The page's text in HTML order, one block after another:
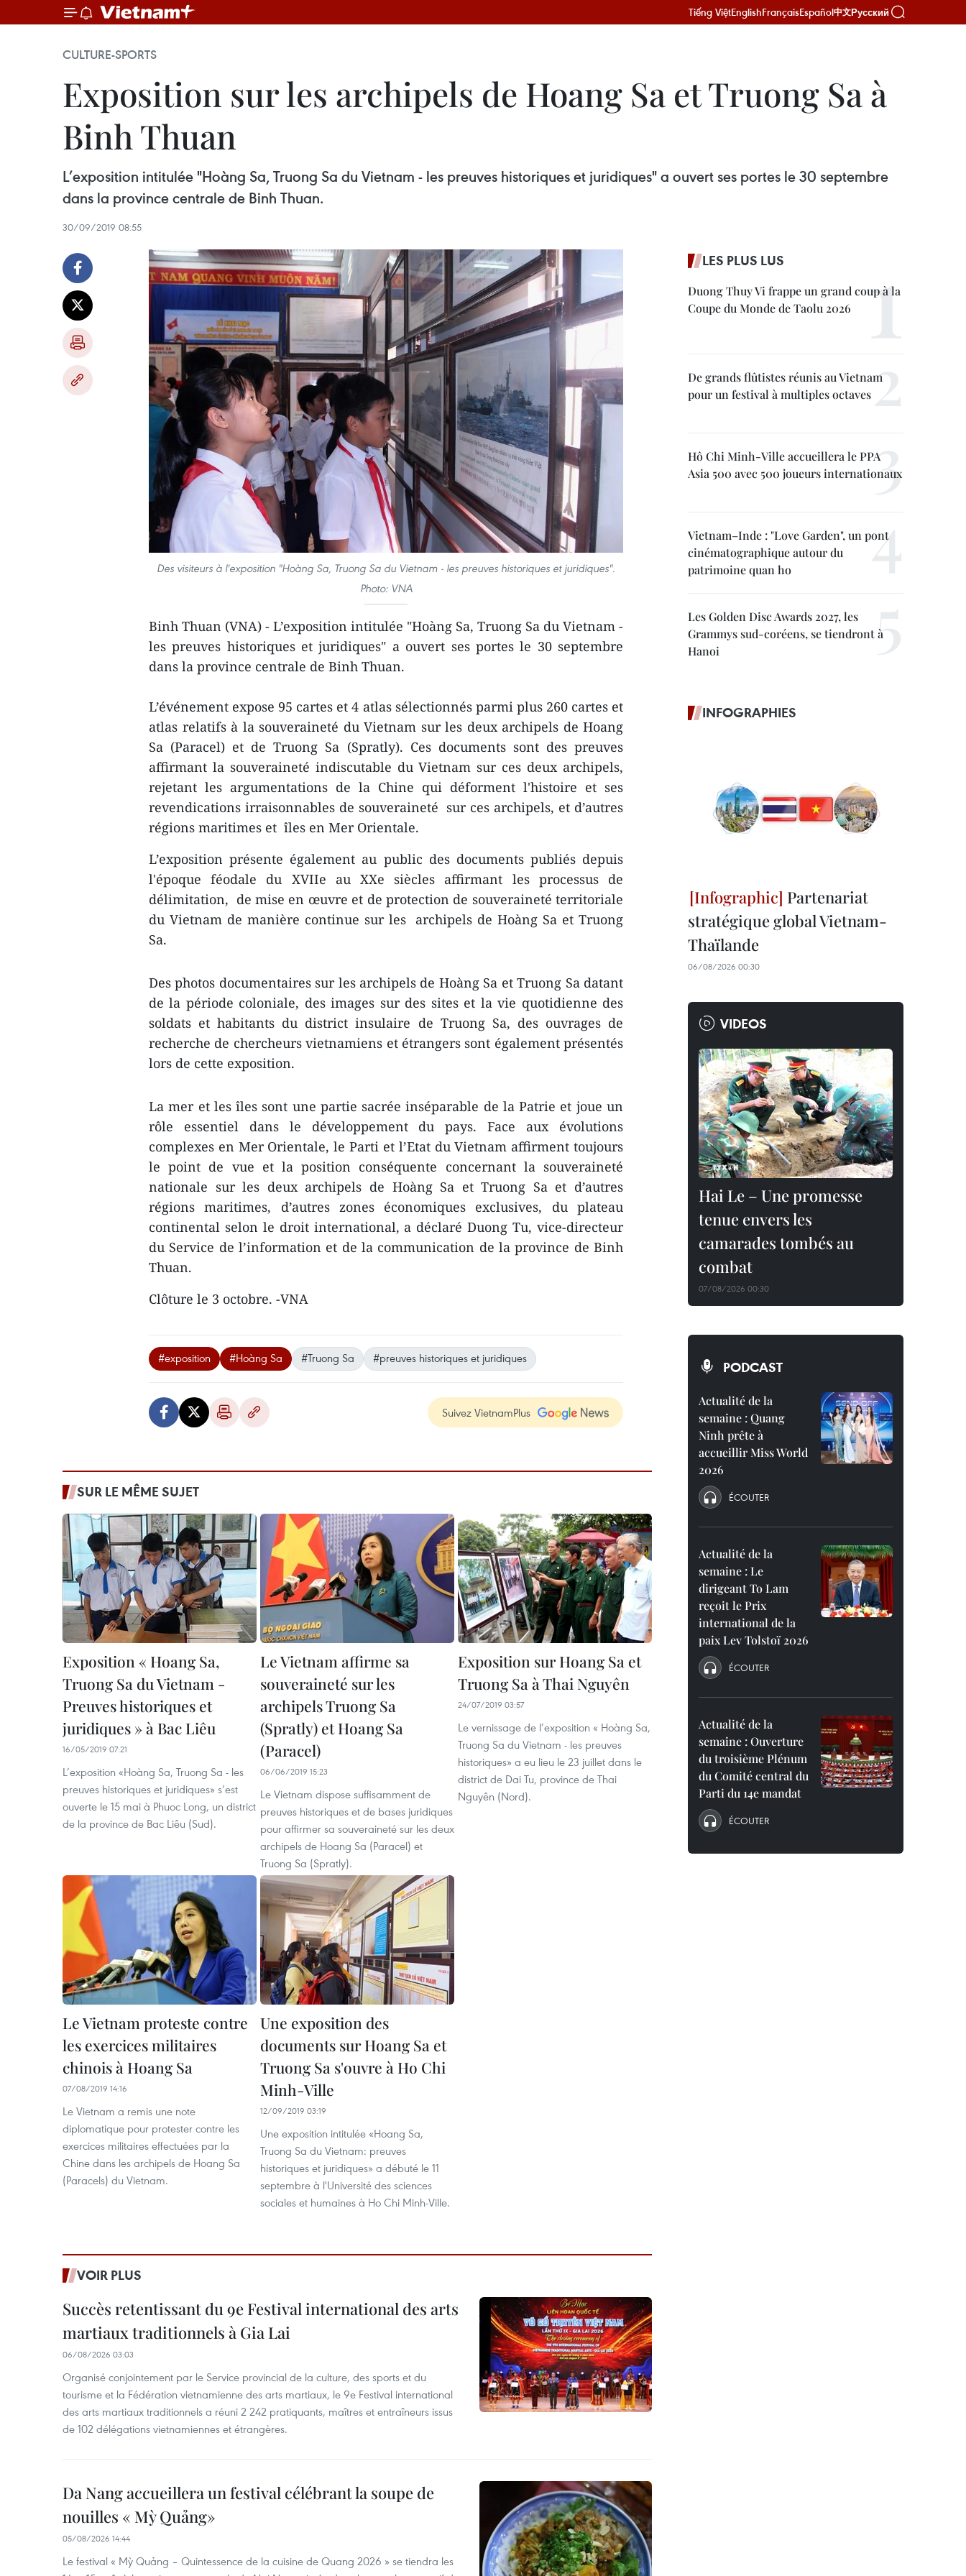
Tiếng ViệtEnglishFrançaisEspañol中文Русский
CULTURE-SPORTS
Exposition sur les archipels de Hoang Sa et Truong Sa à
Binh Thuan
L’exposition intitulée "Hoàng Sa, Truong Sa du Vietnam - les preuves historiques et juridiques" a ouvert ses portes le 30 septembre
dans la province centrale de Binh Thuan.
30/09/2019 08:55
Des visiteurs à l'exposition "Hoàng Sa, Truong Sa du Vietnam - les preuves historiques et juridiques".
Photo: VNA
Binh Thuan (VNA) - L’exposition intitulée "Hoàng Sa, Truong Sa du Vietnam -
les preuves historiques et juridiques" a ouvert ses portes le 30 septembre
dans la province centrale de Binh Thuan.
L’événement expose 95 cartes et 4 atlas sélectionnés parmi plus 260 cartes et
atlas relatifs à la souveraineté du Vietnam sur les deux archipels de Hoang
Sa (Paracel) et de Truong Sa (Spratly). Ces documents sont des preuves
affirmant la souveraineté indiscutable du Vietnam sur ces deux archipels,
rejetant les argumentations de la Chine qui déforment l'histoire et ses
revendications irraisonnables de souveraineté sur ces archipels, et d’autres
régions maritimes et îles en Mer Orientale.
L’exposition présente également au public des documents publiés depuis
l'époque féodale du XVIIe au XXe siècles affirmant les processus de
délimitation, de mise en œuvre et de protection de souveraineté territoriale
du Vietnam de manière continue sur les archipels de Hoàng Sa et Truong
Sa.
Des photos documentaires sur les archipels de Hoàng Sa et Truong Sa datant
de la période coloniale, des images sur des sites et la vie quotidienne des
soldats et habitants du district insulaire de Truong Sa, des ouvrages de
recherche de chercheurs vietnamiens et étrangers sont également présentés
lors de cette exposition.
La mer et les îles sont une partie sacrée inséparable de la Patrie et joue un
rôle essentiel dans le développement du pays. Face aux évolutions
complexes en Mer Orientale, le Parti et l’Etat du Vietnam affirment toujours
le point de vue et la position conséquente concernant la souveraineté
nationale sur les deux archipels de Hoàng Sa et Truong Sa et d’autres
régions maritimes, d’autres zones économiques exclusives, du plateau
continental selon le droit international, a déclaré Duong Tu, vice-directeur
du Service de l’information et de la communication de la province de Binh
Thuan.
Clôture le 3 octobre. -VNA
#exposition #Hoàng Sa #Truong Sa #preuves historiques et juridiques
Suivez VietnamPlus
SUR LE MÊME SUJET
Exposition « Hoang Sa,
Truong Sa du Vietnam -
Preuves historiques et
juridiques » à Bac Liêu
16/05/2019 07:21
L’exposition «Hoàng Sa, Truong Sa - les
preuves historiques et juridiques» s’est
ouverte le 15 mai à Phuoc Long, un district
de la province de Bac Liêu (Sud).
Le Vietnam affirme sa
souveraineté sur les
archipels Truong Sa
(Spratly) et Hoang Sa
(Paracel) ​
06/06/2019 15:23
Le Vietnam dispose suffisamment de
preuves historiques et de bases juridiques
pour affirmer sa souveraineté sur les deux
archipels de Hoang Sa (Paracel) et
Truong Sa (Spratly).
Exposition sur Hoang Sa et
Truong Sa à Thai Nguyên
24/07/2019 03:57
Le vernissage de l’exposition « Hoàng Sa,
Truong Sa du Vietnam - les preuves
historiques» a eu lieu le 23 juillet dans le
district de Dai Tu, province de Thai
Nguyên (Nord).
Le Vietnam proteste contre
les exercices militaires
chinois à Hoang Sa
07/08/2019 14:16
Le Vietnam a remis une note
diplomatique pour protester contre les
exercices militaires effectuées par la
Chine dans les archipels de Hoang Sa
(Paracels) du Vietnam.
Une exposition des
documents sur Hoang Sa et
Truong Sa s'ouvre à Ho Chi
Minh-Ville
12/09/2019 03:19
Une exposition intitulée «Hoang Sa,
Truong Sa du Vietnam: preuves
historiques et juridiques» a débuté le 11
septembre à l'Université des sciences
sociales et humaines à Ho Chi Minh-Ville.
VOIR PLUS
Succès retentissant du 9e Festival international des arts
martiaux traditionnels à Gia Lai
06/08/2026 03:03
Organisé conjointement par le Service provincial de la culture, des sports et du
tourisme et la Fédération vietnamienne des arts martiaux, le 9e Festival international
des arts martiaux traditionnels a réuni 2 242 pratiquants, maîtres et entraîneurs issus
de 102 délégations vietnamiennes et étrangères.
Da Nang accueillera un festival célébrant la soupe de
nouilles « Mỳ Quảng»
05/08/2026 14:44
Le festival « Mỳ Quảng – Quintessence de la cuisine de Quang 2026 » se tiendra les
LES PLUS LUS
Duong Thuy Vi frappe un grand coup à la
Coupe du Monde de Taolu 2026
De grands flûtistes réunis au Vietnam
pour un festival à multiples octaves
Hô Chi Minh-Ville accueillera le PPA
Asia 500 avec 500 joueurs internationaux
Vietnam–Inde : "Love Garden", un pont
cinématographique autour du
patrimoine quan ho
Les Golden Disc Awards 2027, les
Grammys sud-coréens, se tiendront à
Hanoi
INFOGRAPHIES
Partenariat
stratégique global Vietnam-
Thaïlande
06/08/2026 00:30
VIDEOS
Hai Le – Une promesse
tenue envers les
camarades tombés au
combat
07/08/2026 00:30
PODCAST
Actualité de la
semaine : Quang
Ninh prête à
accueillir Miss World
2026
ÉCOUTER
Actualité de la
semaine : Le
dirigeant To Lam
reçoit le Prix
international de la
paix Lev Tolstoï 2026
ÉCOUTER
Actualité de la
semaine : Ouverture
du troisième Plénum
du Comité central du
Parti du 14e mandat
ÉCOUTER